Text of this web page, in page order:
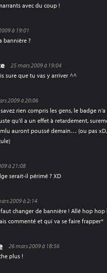
avec du coup !
à 19:01
bannière ?
25 mars 2009 à 19:04
sure que tu vas y arriver ^^
2009 à 20:06
rien compris les gens, le badge
qu’il a un effet à retardement,
auront poussé demain… (ou pas
à 21:08
serait-il périmé ? XD
2009 à 2:14
changer de bannière ! Allé hop
commenté et qui va se faire frapper*
26 mars 2009 à 18:56
plus !